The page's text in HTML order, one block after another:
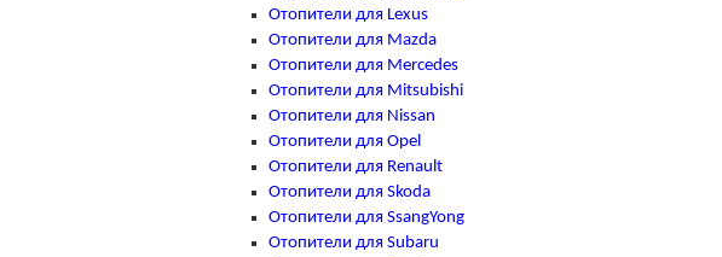
Отопители для Lexus
Отопители для Mazda
Отопители для Mercedes
Отопители для Mitsubishi
Отопители для Nissan
Отопители для Opel
Отопители для Renault
Отопители для Skoda
Отопители для SsangYong
Отопители для Subaru